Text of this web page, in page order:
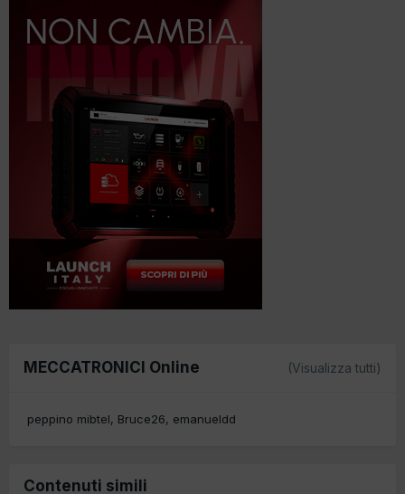
MECCATRONICI Online (Visualizza tutti)
peppino mibtel Bruce26 emanueldd
Contenuti simili